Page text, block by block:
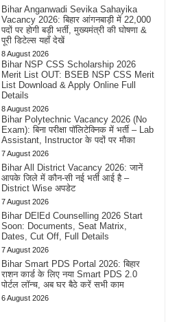
Bihar Anganwadi Sevika Sahayika
Vacancy 2026: बिहार आंगनबाड़ी में 22,000
पदों पर होगी बड़ी भर्ती, मुख्यमंत्री की घोषणा &
पूरी डिटेल्स यहाँ देखें
8 August 2026
Bihar NSP CSS Scholarship 2026
Merit List OUT: BSEB NSP CSS Merit
List Download & Apply Online Full
Details
8 August 2026
Bihar Polytechnic Vacancy 2026 (No
Exam): बिना परीक्षा पॉलिटेक्निक में भर्ती – Lab
Assistant, Instructor के पदों पर मौका
7 August 2026
Bihar All District Vacancy 2026: जानें
आपके जिले में कौन-सी नई भर्ती आई है –
District Wise अपडेट
7 August 2026
Bihar DElEd Counselling 2026 Start
Soon: Documents, Seat Matrix,
Dates, Cut Off, Full Details
7 August 2026
Bihar Smart PDS Portal 2026: बिहार
राशन कार्ड के लिए नया Smart PDS 2.0
पोर्टल लॉन्च, अब घर बैठे करें सभी काम
6 August 2026